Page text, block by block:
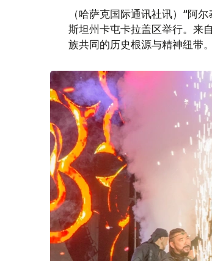
（哈萨克国际通讯社讯）“阿
斯坦州卡屯卡拉盖区举行。来
族共同的历史根源与精神纽带